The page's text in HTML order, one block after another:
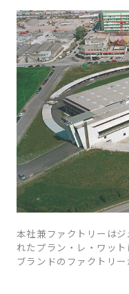
本社兼ファクトリーは
れたプラン・レ・ワッ
ブランドのファクトリー